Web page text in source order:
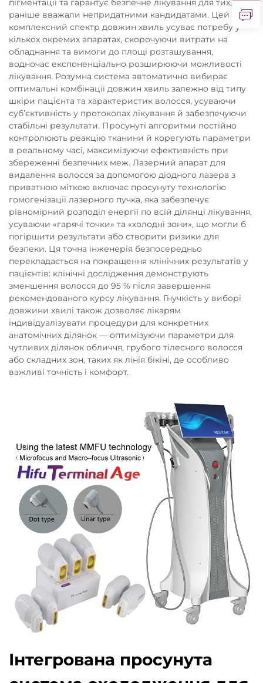
пігментації та гарантує безпечне лікування для тих, кого
раніше вважали непридатними кандидатами. Цей
комплексний спектр довжин хвиль усуває потребу у
кількох окремих апаратах, скорочуючи витрати на
обладнання та вимоги до площі розташування,
водночас експоненціально розширюючи можливості
лікування. Розумна система автоматично вибирає
оптимальні комбінації довжин хвиль залежно від типу
шкіри пацієнта та характеристик волосся, усуваючи
суб’єктивність у протоколах лікування й забезпечуючи
стабільні результати. Просунуті алгоритми постійно
контролюють реакцію тканини й корегують параметри
в реальному часі, максимізуючи ефективність при
збереженні безпечних меж. Лазерний апарат для
видалення волосся за допомогою діодного лазера з
приватною міткою включає просунуту технологію
гомогенізації лазерного пучка, яка забезпечує
рівномірний розподіл енергії по всій ділянці лікування,
усуваючи «гарячі точки» та «холодні зони», що могли б
погіршити результати або створити ризики для
безпеки. Ця точна інженерія безпосередньо
перекладається на покращення клінічних результатів у
пацієнтів: клінічні дослідження демонструють
зменшення волосся до 95 % після завершення
рекомендованого курсу лікування. Гнучкість у виборі
довжини хвилі також дозволяє лікарям
індивідуалізувати процедури для конкретних
анатомічних ділянок — оптимізуючи параметри для
чутливих ділянок обличчя, грубого тілесного волосся
або складних зон, таких як лінія бікіні, де особливо
важливі точність і комфорт.
Інтегрована просунута